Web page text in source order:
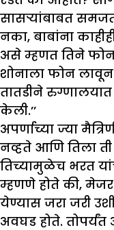
सासऱ्यांबाबत
नका, बाबांना
असे म्हणत तिने
शोनाला फोन लावून
तातडीने
केली.’’
अपर्णाच्या ज्या
नव्हते आणि तिला
तिच्यामुळेच भरत
म्हणणे होते की,
येण्यास जरा जरी
अवघड होते.